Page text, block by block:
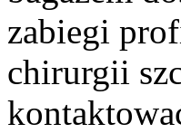
zabiegi
chirurgii